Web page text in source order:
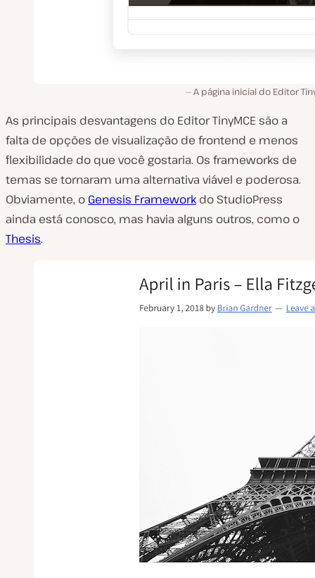
A página inicial do Editor
As principais desvantagens do Editor TinyMCE são a
falta de opções de visualização de frontend e menos
flexibilidade do que você gostaria. Os frameworks de
temas se tornaram uma alternativa viável e poderosa.
Obviamente, o Genesis Framework do StudioPress
ainda está conosco, mas havia alguns outros, como o
Thesis.